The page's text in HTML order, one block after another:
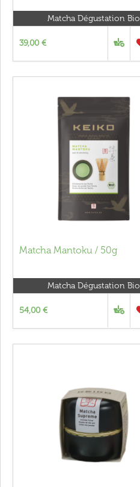
Matcha Dégustation Bio
39,00 €
Matcha Mantoku / 50g
Matcha Dégustation Bio
54,00 €